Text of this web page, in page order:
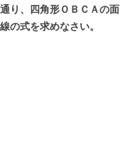
り、四角形ＯＢＣＡの面
の式を求めなさい。